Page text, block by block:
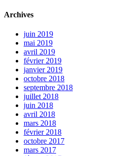
Archives
juin 2019
mai 2019
avril 2019
février 2019
janvier 2019
octobre 2018
septembre 2018
juillet 2018
juin 2018
avril 2018
mars 2018
février 2018
octobre 2017
mars 2017